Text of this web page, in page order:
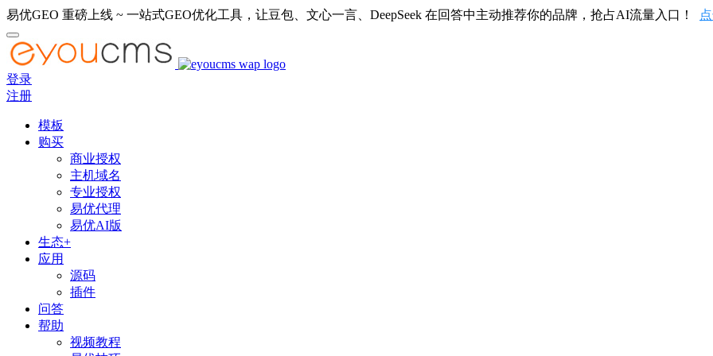
易优GEO 重磅上线 ~ 一站式GEO优化工具，让豆包、文心一言、DeepSeek 在回答中主动推荐你的品牌，抢占AI流量入口！
登录
注册
模板
购买
商业授权
主机域名
专业授权
易优代理
易优AI版
生态+
应用
源码
插件
问答
帮助
视频教程